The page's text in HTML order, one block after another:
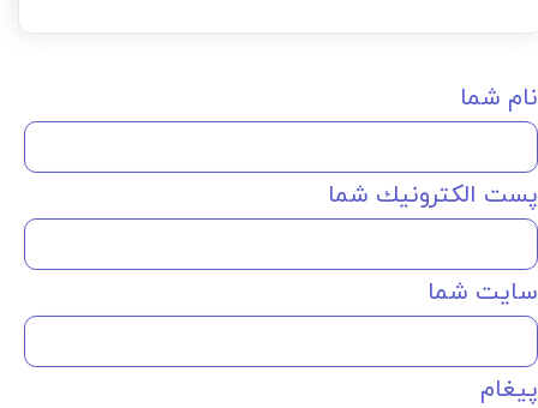
نام شما
پست الكترونيك شما
سایت شما
پیغام